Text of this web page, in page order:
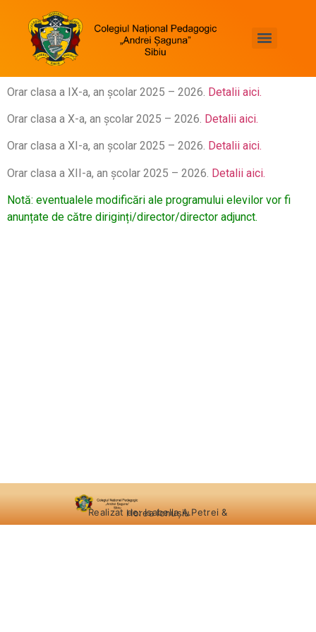
Orar clasa a IX-a, an școlar 2025 – 2026. Detalii aici.
Orar clasa a X-a, an școlar 2025 – 2026. Detalii aici.
Orar clasa a XI-a, an școlar 2025 – 2026. Detalii aici.
Orar clasa a XII-a, an școlar 2025 – 2026. Detalii aici.
Notă: eventualele modificări ale programului elevilor vor fi
anunțate de către diriginți/director/director adjunct.
Realizat de: Isabella A.Petrei & Horea Ionușiu